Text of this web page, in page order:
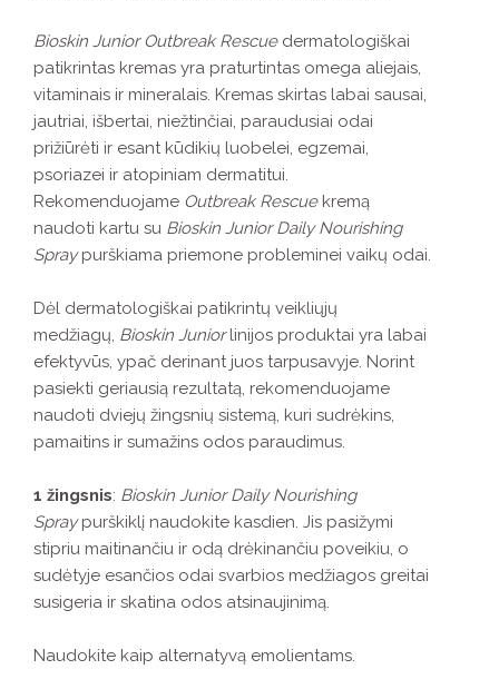
Bioskin Junior Outbreak Rescue dermatologiškai
patikrintas kremas yra praturtintas omega aliejais,
vitaminais ir mineralais. Kremas skirtas labai sausai,
jautriai, išbertai, niežtinčiai, paraudusiai odai
prižiūrėti ir esant kūdikių luobelei, egzemai,
psoriazei ir atopiniam dermatitui.
Rekomenduojame Outbreak Rescuekremą
naudoti kartu su Bioskin Junior Daily Nourishing
Spraypurškiama priemone probleminei vaikų odai.
Dėl dermatologiškai patikrintų veikliųjų
medžiagų, Bioskin Juniorlinijos produktai yra labai
efektyvūs, ypač derinant juos tarpusavyje. Norint
pasiekti geriausią rezultatą, rekomenduojame
naudoti dviejų žingsnių sistemą, kuri sudrėkins,
pamaitins ir sumažins odos paraudimus.
1 žingsnis: Bioskin Junior Daily Nourishing
Spraypurškiklį naudokite kasdien. Jis pasižymi
stipriu maitinančiu ir odą drėkinančiu poveikiu, o
sudėtyje esančios odai svarbios medžiagos greitai
susigeria ir skatina odos atsinaujinimą.
Naudokite kaip alternatyvą emolientams.